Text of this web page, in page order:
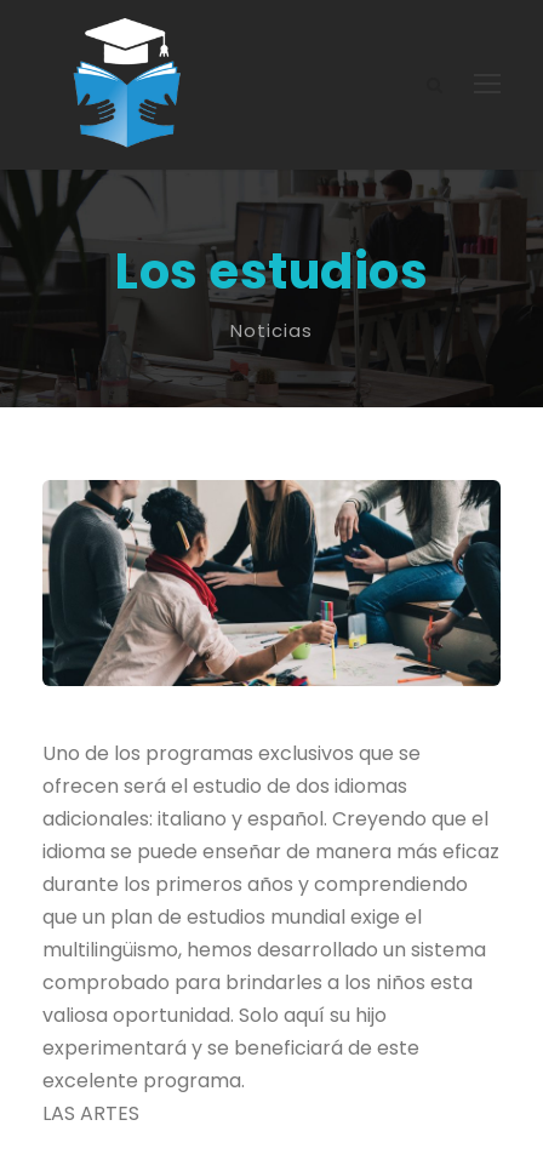
Los estudios
Noticias
Uno de los programas exclusivos que se
ofrecen será el estudio de dos idiomas
adicionales: italiano y español. Creyendo que el
idioma se puede enseñar de manera más eficaz
durante los primeros años y comprendiendo
que un plan de estudios mundial exige el
multilingüismo, hemos desarrollado un sistema
comprobado para brindarles a los niños esta
valiosa oportunidad. Solo aquí su hijo
experimentará y se beneficiará de este
excelente programa.
LAS ARTES